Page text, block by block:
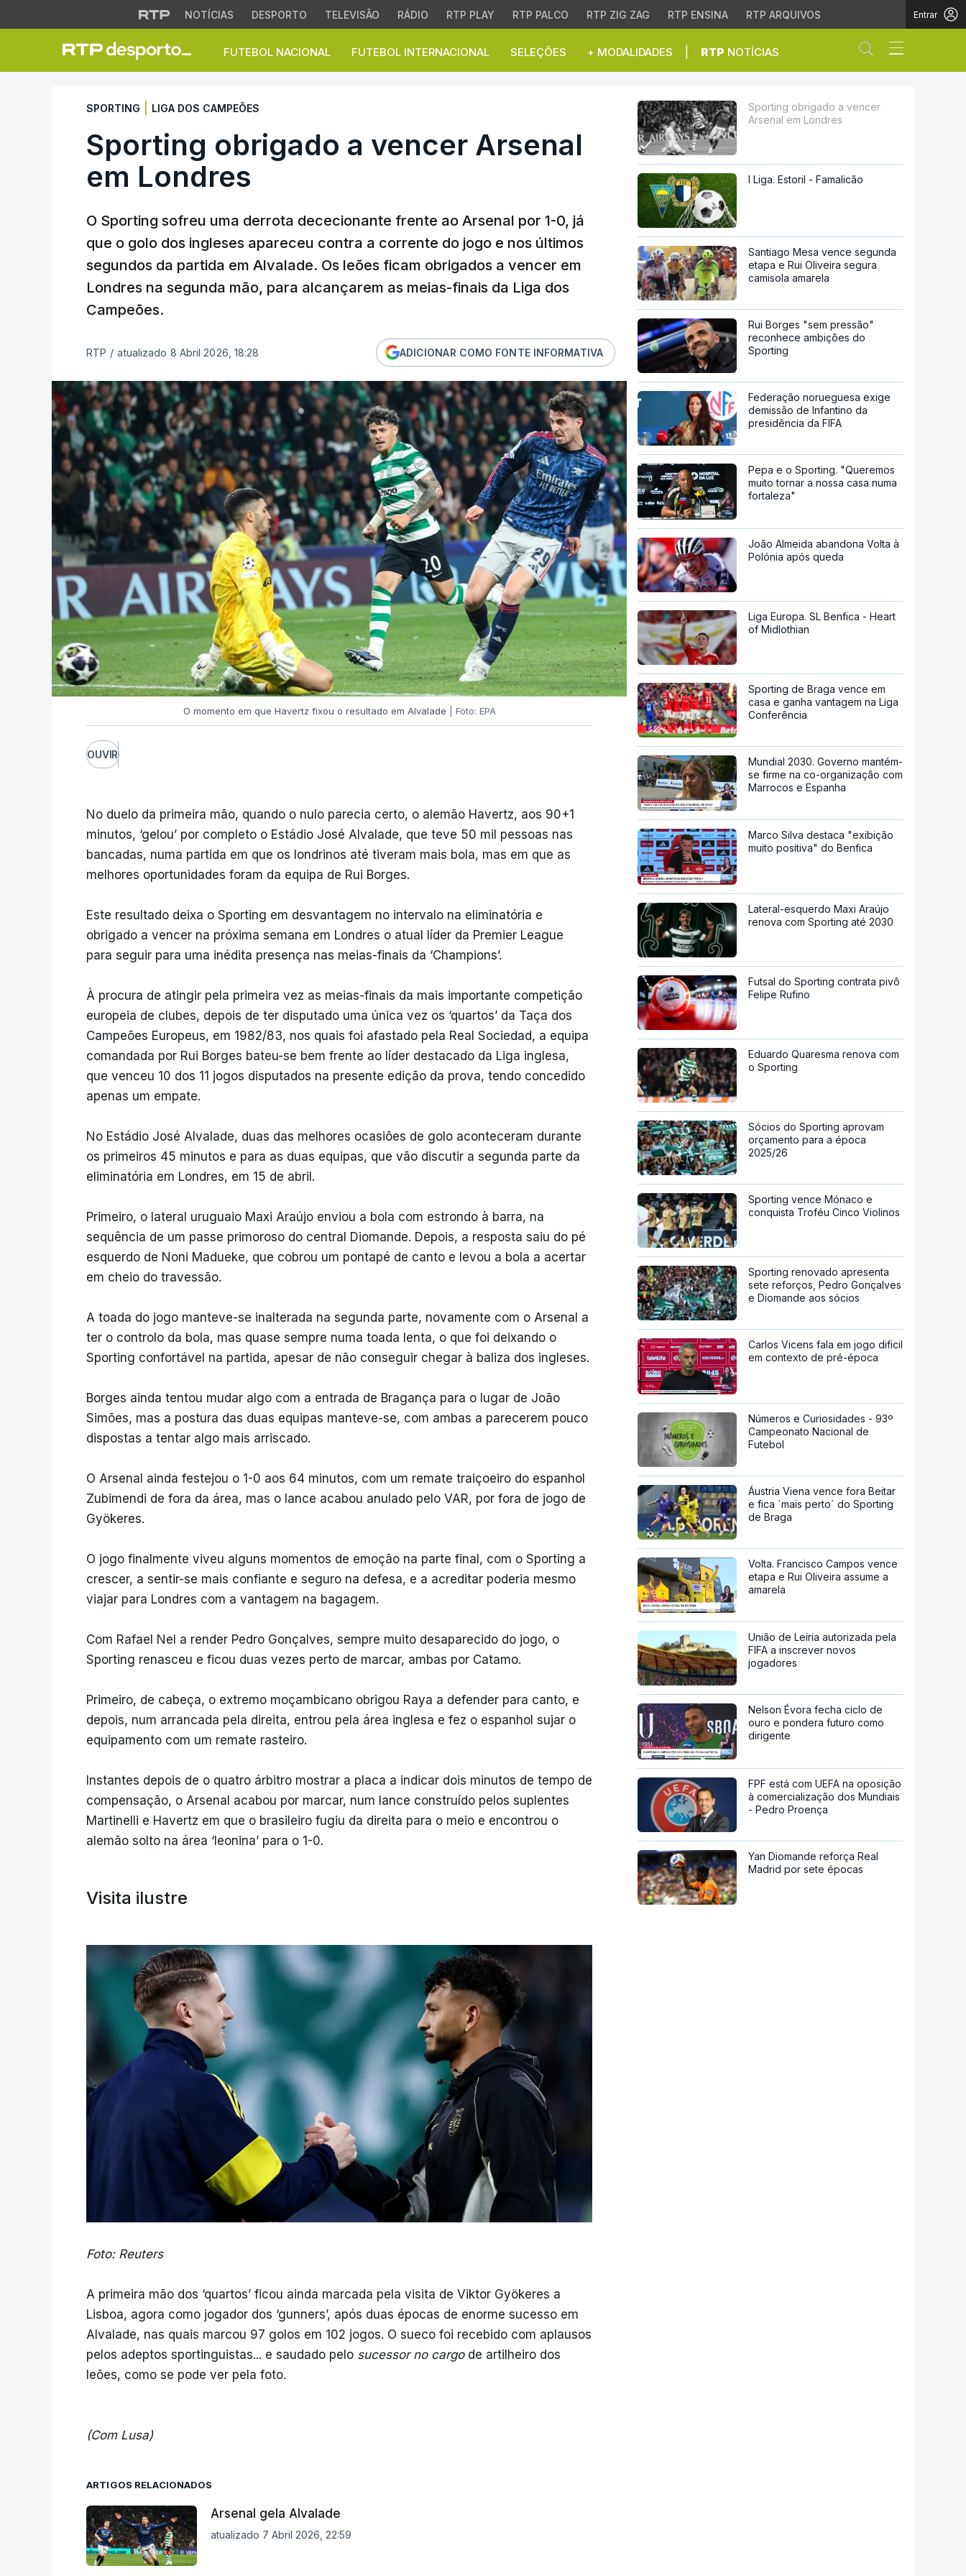
NOTÍCIAS DESPORTO TELEVISÃO RÁDIO RTP PLAY RTP PALCO RTP ZIG ZAG RTP ENSINA RTP ARQUIVOS Entrar
FUTEBOL NACIONAL FUTEBOL INTERNACIONAL SELEÇÕES + MODALIDADES RTP NOTÍCIAS Abrir campo
Sporting obrigado a vencer Arsenal em Londres
SPORTING LIGA DOS CAMPEÕES
Sporting obrigado a vencer Arsenal
em Londres
O Sporting sofreu uma derrota dececionante frente ao Arsenal por 1-0, já
que o golo dos ingleses apareceu contra a corrente do jogo e nos últimos
segundos da partida em Alvalade. Os leões ficam obrigados a vencer em
Londres na segunda mão, para alcançarem as meias-finais da Liga dos
Campeões.
RTP / atualizado 8 Abril 2026, 18:28 ADICIONAR COMO FONTE INFORMATIVA
O momento em que Havertz fixou o resultado em Alvalade | Foto: EPA
OUVIR
No duelo da primeira mão, quando o nulo parecia certo, o alemão Havertz, aos 90+1
minutos, ‘gelou’ por completo o Estádio José Alvalade, que teve 50 mil pessoas nas
bancadas, numa partida em que os londrinos até tiveram mais bola, mas em que as
melhores oportunidades foram da equipa de Rui Borges.
Este resultado deixa o Sporting em desvantagem no intervalo na eliminatória e
obrigado a vencer na próxima semana em Londres o atual líder da Premier League
para seguir para uma inédita presença nas meias-finais da ‘Champions’.
À procura de atingir pela primeira vez as meias-finais da mais importante competição
europeia de clubes, depois de ter disputado uma única vez os ‘quartos’ da Taça dos
Campeões Europeus, em 1982/83, nos quais foi afastado pela Real Sociedad, a equipa
comandada por Rui Borges bateu-se bem frente ao líder destacado da Liga inglesa,
que venceu 10 dos 11 jogos disputados na presente edição da prova, tendo concedido
apenas um empate.
No Estádio José Alvalade, duas das melhores ocasiões de golo aconteceram durante
os primeiros 45 minutos e para as duas equipas, que vão discutir a segunda parte da
eliminatória em Londres, em 15 de abril.
Primeiro, o lateral uruguaio Maxi Araújo enviou a bola com estrondo à barra, na
sequência de um passe primoroso do central Diomande. Depois, a resposta saiu do pé
esquerdo de Noni Madueke, que cobrou um pontapé de canto e levou a bola a acertar
em cheio do travessão.
A toada do jogo manteve-se inalterada na segunda parte, novamente com o Arsenal a
ter o controlo da bola, mas quase sempre numa toada lenta, o que foi deixando o
Sporting confortável na partida, apesar de não conseguir chegar à baliza dos ingleses.
Borges ainda tentou mudar algo com a entrada de Bragança para o lugar de João
Simões, mas a postura das duas equipas manteve-se, com ambas a parecerem pouco
dispostas a tentar algo mais arriscado.
O Arsenal ainda festejou o 1-0 aos 64 minutos, com um remate traiçoeiro do espanhol
Zubimendi de fora da área, mas o lance acabou anulado pelo VAR, por fora de jogo de
Gyökeres.
O jogo finalmente viveu alguns momentos de emoção na parte final, com o Sporting a
crescer, a sentir-se mais confiante e seguro na defesa, e a acreditar poderia mesmo
viajar para Londres com a vantagem na bagagem.
Com Rafael Nel a render Pedro Gonçalves, sempre muito desaparecido do jogo, o
Sporting renasceu e ficou duas vezes perto de marcar, ambas por Catamo.
Primeiro, de cabeça, o extremo moçambicano obrigou Raya a defender para canto, e
depois, num arrancada pela direita, entrou pela área inglesa e fez o espanhol sujar o
equipamento com um remate rasteiro.
Instantes depois de o quatro árbitro mostrar a placa a indicar dois minutos de tempo de
compensação, o Arsenal acabou por marcar, num lance construído pelos suplentes
Martinelli e Havertz em que o brasileiro fugiu da direita para o meio e encontrou o
alemão solto na área ‘leonina’ para o 1-0.
Visita ilustre
Foto: Reuters
A primeira mão dos ‘quartos’ ficou ainda marcada pela visita de Viktor Gyökeres a
Lisboa, agora como jogador dos ‘gunners’, após duas épocas de enorme sucesso em
Alvalade, nas quais marcou 97 golos em 102 jogos. O sueco foi recebido com aplausos
pelos adeptos sportinguistas... e saudado pelo sucessor no cargode artilheiro dos
leões, como se pode ver pela foto.
(Com Lusa)
ARTIGOS RELACIONADOS
Arsenal gela Alvalade
atualizado 7 Abril 2026, 22:59
Sporting obrigado a vencer
Arsenal em Londres
I Liga. Estoril - Famalicão
Santiago Mesa vence segunda
etapa e Rui Oliveira segura
camisola amarela
Rui Borges "sem pressão"
reconhece ambições do
Sporting
Federação norueguesa exige
demissão de Infantino da
presidência da FIFA
Pepa e o Sporting. "Queremos
muito tornar a nossa casa numa
fortaleza"
João Almeida abandona Volta à
Polónia após queda
Liga Europa. SL Benfica - Heart
of Midlothian
Sporting de Braga vence em
casa e ganha vantagem na Liga
Conferência
Mundial 2030. Governo mantém-
se firme na co-organização com
Marrocos e Espanha
Marco Silva destaca "exibição
muito positiva" do Benfica
Lateral-esquerdo Maxi Araújo
renova com Sporting até 2030
Futsal do Sporting contrata pivô
Felipe Rufino
Eduardo Quaresma renova com
o Sporting
Sócios do Sporting aprovam
orçamento para a época
2025/26
Sporting vence Mónaco e
conquista Troféu Cinco Violinos
Sporting renovado apresenta
sete reforços, Pedro Gonçalves
e Diomande aos sócios
Carlos Vicens fala em jogo dificil
em contexto de pré-época
Números e Curiosidades - 93º
Campeonato Nacional de
Futebol
Áustria Viena vence fora Beitar
e fica `mais perto` do Sporting
de Braga
Volta. Francisco Campos vence
etapa e Rui Oliveira assume a
amarela
União de Leiria autorizada pela
FIFA a inscrever novos
jogadores
Nelson Évora fecha ciclo de
ouro e pondera futuro como
dirigente
FPF está com UEFA na oposição
à comercialização dos Mundiais
- Pedro Proença
Yan Diomande reforça Real
Madrid por sete épocas